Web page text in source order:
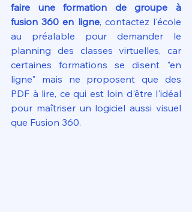
faire une formation de groupe à
fusion 360 en ligne, contactez l'école
au préalable pour demander le
planning des classes virtuelles, car
certaines formations se disent "en
ligne" mais ne proposent que des
PDF à lire, ce qui est loin d'être l'idéal
pour maîtriser un logiciel aussi visuel
que Fusion 360.